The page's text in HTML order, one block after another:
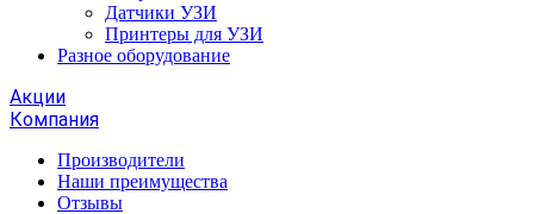
Датчики УЗИ
Принтеры для УЗИ
Разное оборудование
Акции
Компания
Производители
Наши преимущества
Отзывы